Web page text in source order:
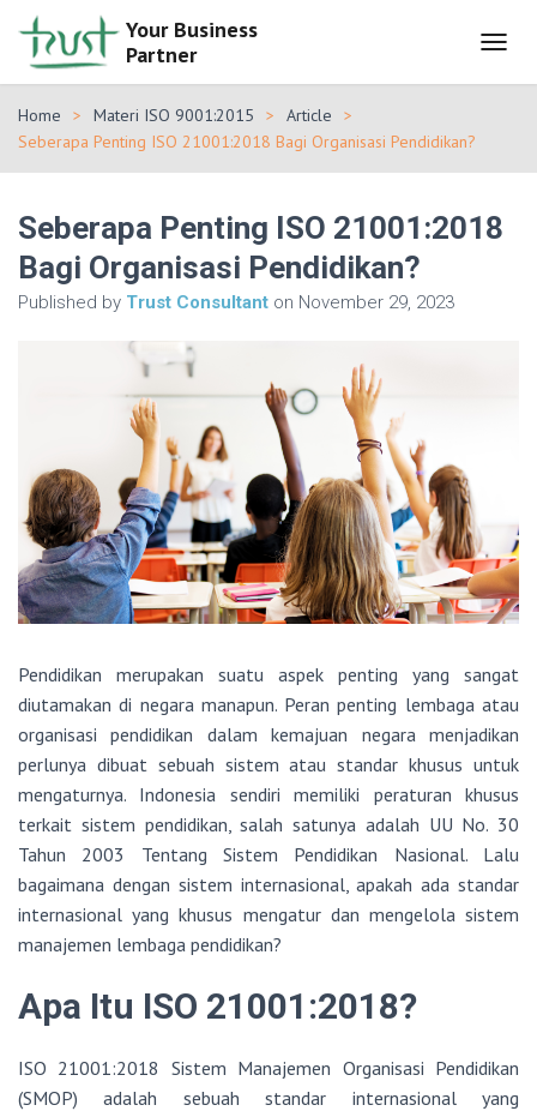
Your Business
Partner
O
E
A
V
Home Materi ISO 9001:2015
Article
Seberapa Penting ISO 21001:2018 Bagi Organisasi Pendidikan?
Seberapa Penting ISO 21001:2018
Bagi Organisasi Pendidikan?
Published by Trust Consultant on November 29, 2023
Pendidikan merupakan suatu aspek penting yang sangat
diutamakan di negara manapun. Peran penting lembaga atau
organisasi pendidikan dalam kemajuan negara menjadikan
perlunya dibuat sebuah sistem atau standar khusus untuk
mengaturnya. Indonesia sendiri memiliki peraturan khusus
terkait sistem pendidikan, salah satunya adalah UU No. 30
Tahun 2003 Tentang Sistem Pendidikan Nasional. Lalu
bagaimana dengan sistem internasional, apakah ada standar
internasional yang khusus mengatur dan mengelola sistem
manajemen lembaga pendidikan?
Apa Itu ISO 21001:2018?
ISO 21001:2018 Sistem Manajemen Organisasi Pendidikan
(SMOP) adalah sebuah standar internasional yang